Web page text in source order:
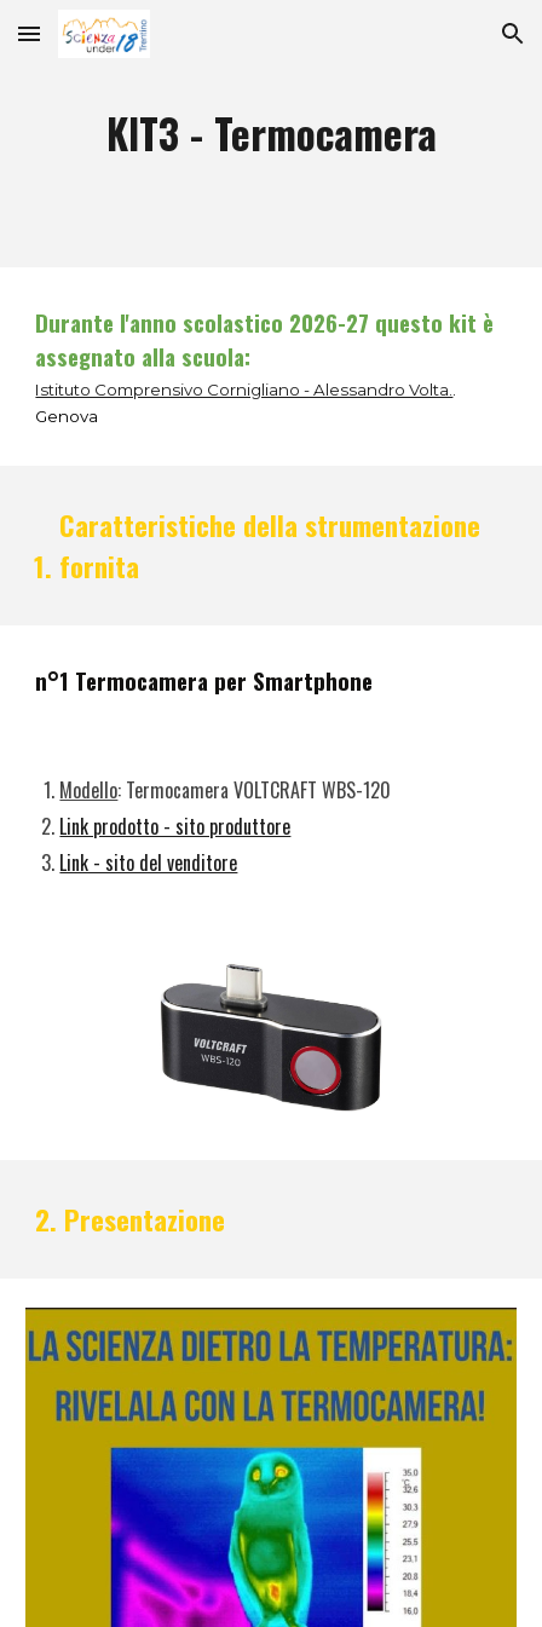
Skip to main content Skip to navigation
KIT3 - Termocamera
Durante l'anno scolastico 2026-27 questo kit è
assegnato alla scuola:
Istituto Comprensivo Cornigliano - Alessandro Volta.
Genova
Caratteristiche della strumentazione
fornita
n°1 Termocamera per Smartphone
Modello: Termocamera VOLTCRAFT WBS-120
Link prodotto - sito produttore
Link - sito del venditore
2. Presentazione